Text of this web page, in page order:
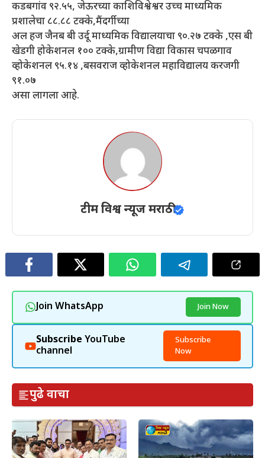
कडबगांव ९२.५५, जेऊरच्या काशिविश्वेश्वर उच्च माध्यमिक
प्रशालेचा ८८.८८ टक्के,मैंदर्गीच्या
अल हज जैनब बी उर्दू माध्यमिक विद्यालयाचा ९०.२७ टक्के ,एस बी
खेडगी होकेशनल १०० टक्के,ग्रामीण विद्या विकास चपळगाव
व्होकेशनल ९५.१४ ,बसवराज व्होकेशनल महाविद्यालय करजगी
९१.०७
असा लागला आहे.
टीम विश्व न्यूज मराठी
Join WhatsApp Join Now
Subscribe YouTube
channel
Subscribe
Now
पुढे वाचा